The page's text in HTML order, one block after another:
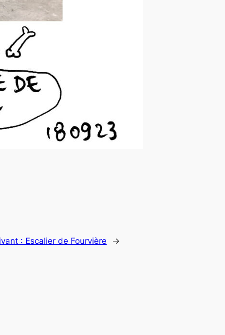
: Escalier de Fourvière →